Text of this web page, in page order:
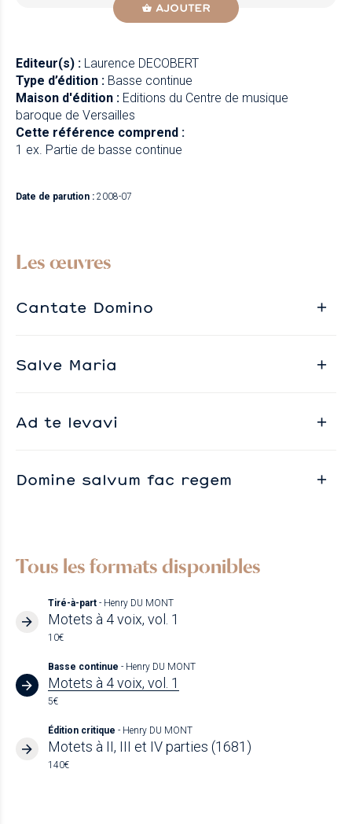
AJOUTER
Editeur(s) : Laurence DECOBERT
Type d’édition : Basse continue
Maison d'édition : Editions du Centre de musique
baroque de Versailles
Cette référence comprend :
1 ex. Partie de basse continue
Date de parution : 2008-07
Les œuvres
Cantate Domino
Salve Maria
Ad te levavi
Domine salvum fac regem
Tous les formats disponibles
Tiré-à-part - Henry DU MONT
Motets à 4 voix, vol. 1
10€
Basse continue - Henry DU MONT
Motets à 4 voix, vol. 1
5€
Édition critique - Henry DU MONT
Motets à II, III et IV parties (1681)
140€